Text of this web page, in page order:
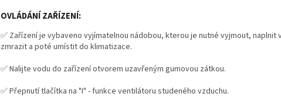
OVLÁDÁNÍ ZAŘÍZENÍ:
✅ Zařízení je vybaveno vyjímatelnou nádobou, kterou je nutné vyjmout, naplnit
zmrazit a poté umístit do klimatizace.
✅ Nalijte vodu do zařízení otvorem uzavřeným gumovou zátkou.
✅ Přepnutí tlačítka na "I" - funkce ventilátoru studeného vzduchu.